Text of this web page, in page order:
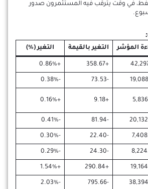
في وقت يترقب فيه المستثمرون صدور
المؤشر التغير بالقيمة التغير (%)
+358.67
+0.86%
-73.53
-0.38%
+9.18
+0.16%
-81.94
-0.41%
-22.40
-0.30%
-24.30
-0.29%
+290.84
+1.54%
-795.66
-2.03%